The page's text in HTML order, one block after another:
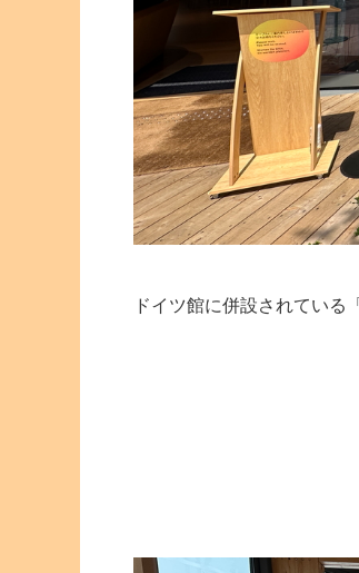
ドイツ館に併設されている「